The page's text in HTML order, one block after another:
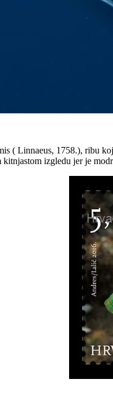
( Linnaeus, 1758.), ribu
izgledu jer je